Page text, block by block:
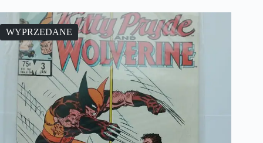
WYPRZEDANE